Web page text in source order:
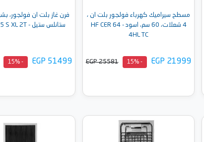
مسطح سيراميك كهرباء فولجور بلت ان ،
4 شعلات، 60 سم، اسود - HF CER 64
4HL TC
EGP 21999
- 15%
EGP 25581
أضف إلى السلة
ستانلس ستيل - OF GG D95 S XL 2T
EGP 51499
- 15%